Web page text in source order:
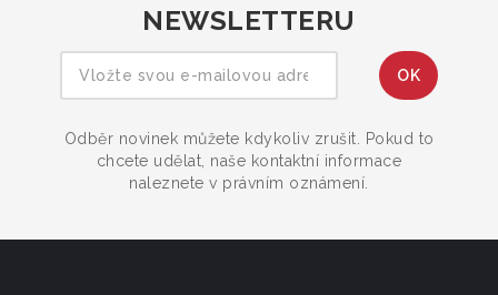
NEWSLETTERU
Odběr novinek můžete kdykoliv zrušit. Pokud to
chcete udělat, naše kontaktní informace
naleznete v právním oznámení.